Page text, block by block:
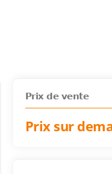
Prix de vente
Prix sur